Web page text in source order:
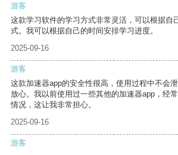
游客
这款学习软件的学习方式非常灵活，可以根据自
式。我可以根据自己的时间安排学习进度。
2025-09-16
游客
这款加速器app的安全性很高，使用过程中不会
放心。我以前使用过一些其他的加速器app，经
情况，这让我非常担心。
2025-09-16
游客